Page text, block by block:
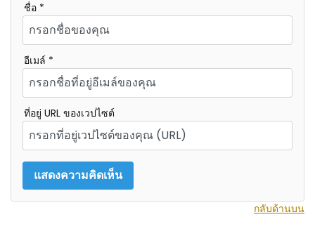
ชื่อ *
อีเมล์ *
ที่อยู่ URL ของเวปไซต์
กลับด้านบน